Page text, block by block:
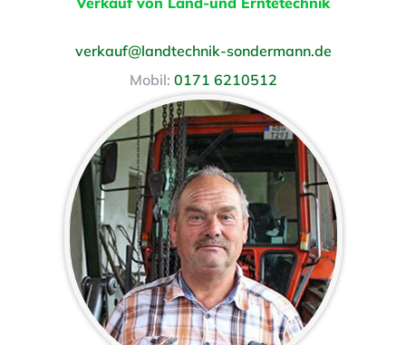
verkauf@landtechnik-sondermann.de
Mobil: 0171 6210512